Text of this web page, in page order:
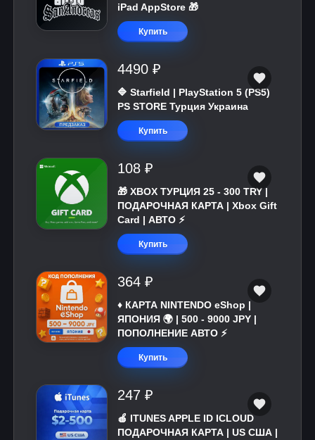
iPad AppStore 🎁
Купить
4490 ₽
🔷 Starfield | PlayStation 5 (PS5)
PS STORE Турция Украина
Купить
108 ₽
🎁 XBOX ТУРЦИЯ 25 - 300 TRY |
ПОДАРОЧНАЯ КАРТА | Xbox Gift
Card | АВТО ⚡
Купить
364 ₽
♦️ КАРТА NINTENDO eShop |
ЯПОНИЯ 🌍 | 500 - 9000 JPY |
ПОПОЛНЕНИЕ АВТО ⚡
Купить
247 ₽
🍎 ITUNES APPLE ID ICLOUD
ПОДАРОЧНАЯ КАРТА | US США |